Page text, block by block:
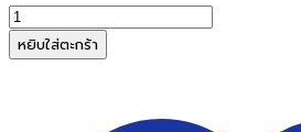
จำนวน
สมุด
บัญชี
หยิบใส่ตะกร้า